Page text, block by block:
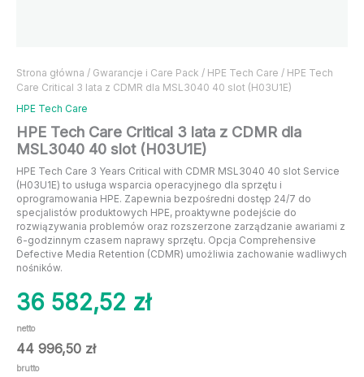
Strona główna / Gwarancje i Care Pack / HPE Tech Care / HPE Tech
Care Critical 3 lata z CDMR dla MSL3040 40 slot (H03U1E)
HPE Tech Care
HPE Tech Care Critical 3 lata z CDMR dla
MSL3040 40 slot (H03U1E)
HPE Tech Care 3 Years Critical with CDMR MSL3040 40 slot Service
(H03U1E) to usługa wsparcia operacyjnego dla sprzętu i
oprogramowania HPE. Zapewnia bezpośredni dostęp 24/7 do
specjalistów produktowych HPE, proaktywne podejście do
rozwiązywania problemów oraz rozszerzone zarządzanie awariami z
6-godzinnym czasem naprawy sprzętu. Opcja Comprehensive
Defective Media Retention (CDMR) umożliwia zachowanie wadliwych
nośników.
36 582,52 zł
netto
44 996,50 zł
brutto